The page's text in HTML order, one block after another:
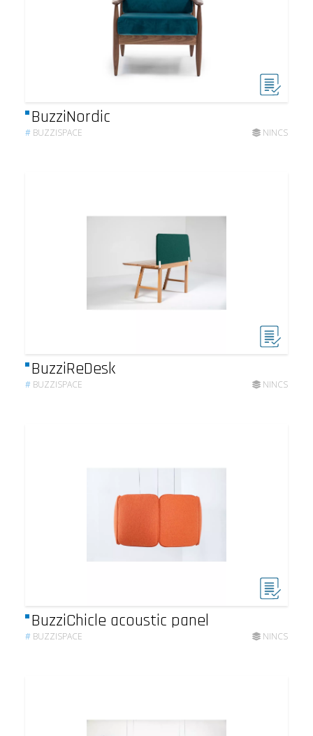
BuzziNordic
# BUZZISPACE NINCS
BuzziReDesk
# BUZZISPACE NINCS
BuzziChicle acoustic panel
# BUZZISPACE NINCS